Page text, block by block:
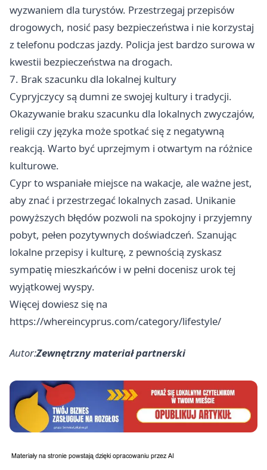
wyzwaniem dla turystów. Przestrzegaj przepisów
drogowych, nosić pasy bezpieczeństwa i nie korzystaj
z telefonu podczas jazdy. Policja jest bardzo surowa w
kwestii bezpieczeństwa na drogach.
7. Brak szacunku dla lokalnej kultury
Cypryjczycy są dumni ze swojej kultury i tradycji.
Okazywanie braku szacunku dla lokalnych zwyczajów,
religii czy języka może spotkać się z negatywną
reakcją. Warto być uprzejmym i otwartym na różnice
kulturowe.
Cypr to wspaniałe miejsce na wakacje, ale ważne jest,
aby znać i przestrzegać lokalnych zasad. Unikanie
powyższych błędów pozwoli na spokojny i przyjemny
pobyt, pełen pozytywnych doświadczeń. Szanując
lokalne przepisy i kulturę, z pewnością zyskasz
sympatię mieszkańców i w pełni docenisz urok tej
wyjątkowej wyspy.
Więcej dowiesz się na
https://whereincyprus.com/category/lifestyle/
Autor:Zewnętrzny materiał partnerski